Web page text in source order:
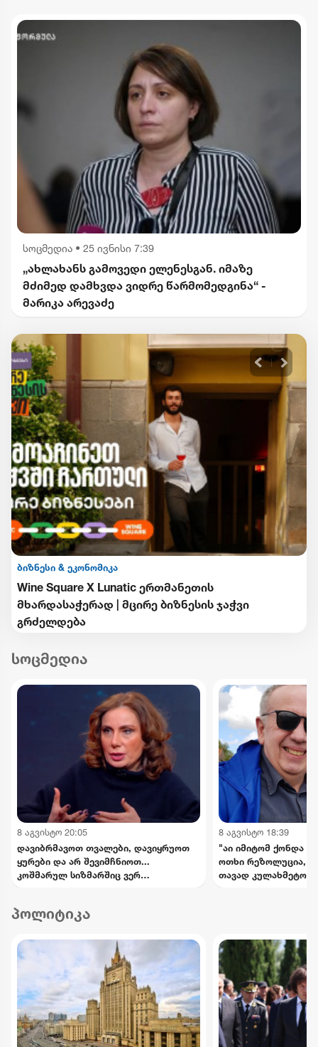
სოცმედია • 25 ივნისი 7:39
„ახლახანს გამოვედი ელენესგან. იმაზე
მძიმედ დამხვდა ვიდრე წარმომედგინა“ -
მარიკა არევაძე
ბიზნესი & ეკონომიკა
Wine Square X Lunatic ერთმანეთის
მხარდასაჭერად | მცირე ბიზნესის ჯაჭვი
გრძელდება
სოცმედია
8 აგვისტო 20:05
დავიბრმავოთ თვალები, დავიყრუოთ
ყურები და არ შევიმჩნიოთ...
კოშმარულ სიზმარშიც ვერ
8 აგვისტო 18:39
"აი იმიტომ ქონდა
ოთხი რეზოლუცია,
თავად
პოლიტიკა